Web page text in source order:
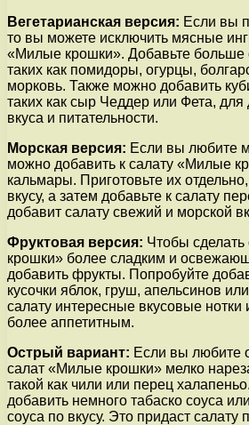
Вегетарианская версия: Если вы
то вы можете исключить мясные
«Милые крошки». Добавьте больше
таких как помидоры, огурцы,
морковь. Также можно добавить
таких как сыр Чеддер или Фета, для
вкуса и питательности.
Морская версия: Если вы любите
можно добавить к салату «Милые
кальмары. Приготовьте их
вкусу, а затем добавьте к салату
добавит салату свежий и морской
Фруктовая версия: Чтобы
крошки» более сладким и
добавить фрукты. Попробуйте
кусочки яблок, груш, апельсинов
салату интересные вкусовые нотки
более аппетитным.
Острый вариант: Если вы любите
салат «Милые крошки» мелко
такой как чили или перец
добавить немного табаско соуса
соуса по вкусу. Это придаст салату